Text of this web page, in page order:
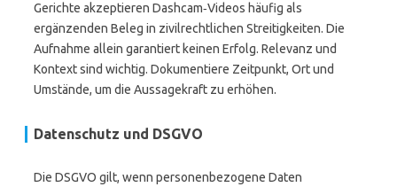
Gerichte akzeptieren Dashcam‑Videos häufig als
ergänzenden Beleg in zivilrechtlichen Streitigkeiten. Die
Aufnahme allein garantiert keinen Erfolg. Relevanz und
Kontext sind wichtig. Dokumentiere Zeitpunkt, Ort und
Umstände, um die Aussagekraft zu erhöhen.
Datenschutz und DSGVO
Die DSGVO gilt, wenn personenbezogene Daten